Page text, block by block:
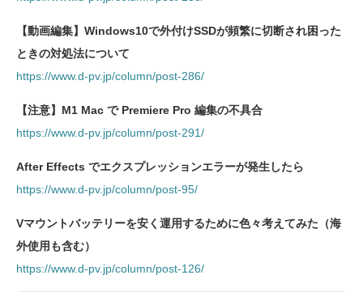
【動画編集】Windows10で外付けSSDが頻繁に切断され困った
ときの対処法について
https://www.d-pv.jp/column/post-286/
【注意】M1 Mac で Premiere Pro 編集の不具合
https://www.d-pv.jp/column/post-291/
After Effects でエクスプレッションエラーが発生したら
https://www.d-pv.jp/column/post-95/
Vマウントバッテリーを安く運用するために色々考えてみた（海
外使用も含む）
https://www.d-pv.jp/column/post-126/